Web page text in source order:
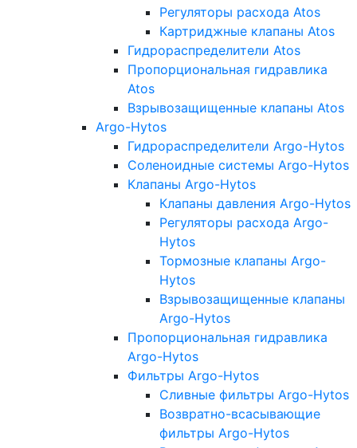
Регуляторы расхода Atos
Картриджные клапаны Atos
Гидрораспределители Atos
Пропорциональная гидравлика
Atos
Взрывозащищенные клапаны Atos
Argo-Hytos
Гидрораспределители Argo-Hytos
Соленоидные системы Argo-Hytos
Клапаны Argo-Hytos
Клапаны давления Argo-Hytos
Регуляторы расхода Argo-
Hytos
Тормозные клапаны Argo-
Hytos
Взрывозащищенные клапаны
Argo-Hytos
Пропорциональная гидравлика
Argo-Hytos
Фильтры Argo-Hytos
Сливные фильтры Argo-Hytos
Возвратно-всасывающие
фильтры Argo-Hytos